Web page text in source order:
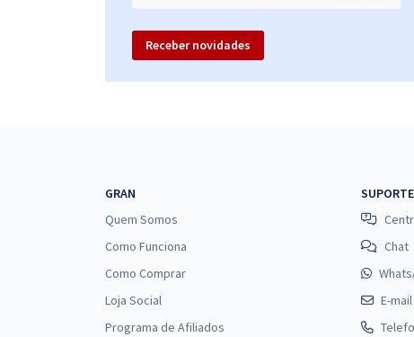
Receber novidades
GRAN
Quem Somos
Como Funciona
Como Comprar
Loja Social
Programa de Afiliados
SUPORTE
Chat
E-mail